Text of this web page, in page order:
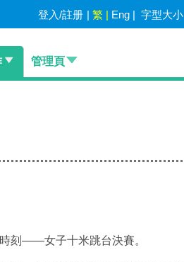
登入/註册 | 繁 | Eng | 字型大小
管理頁
刻——女子十米跳台決賽。